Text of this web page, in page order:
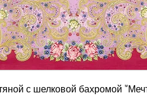
с шелковой бахромой